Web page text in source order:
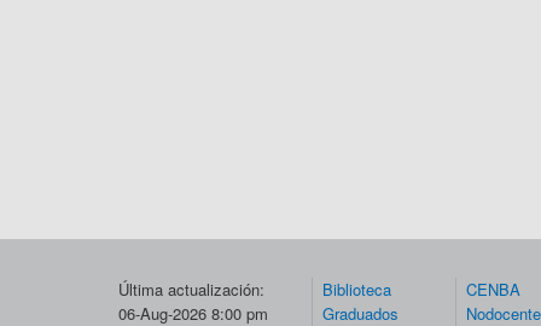
Última actualización:
06-Aug-2026 8:00 pm
Biblioteca
Graduados
CENBA